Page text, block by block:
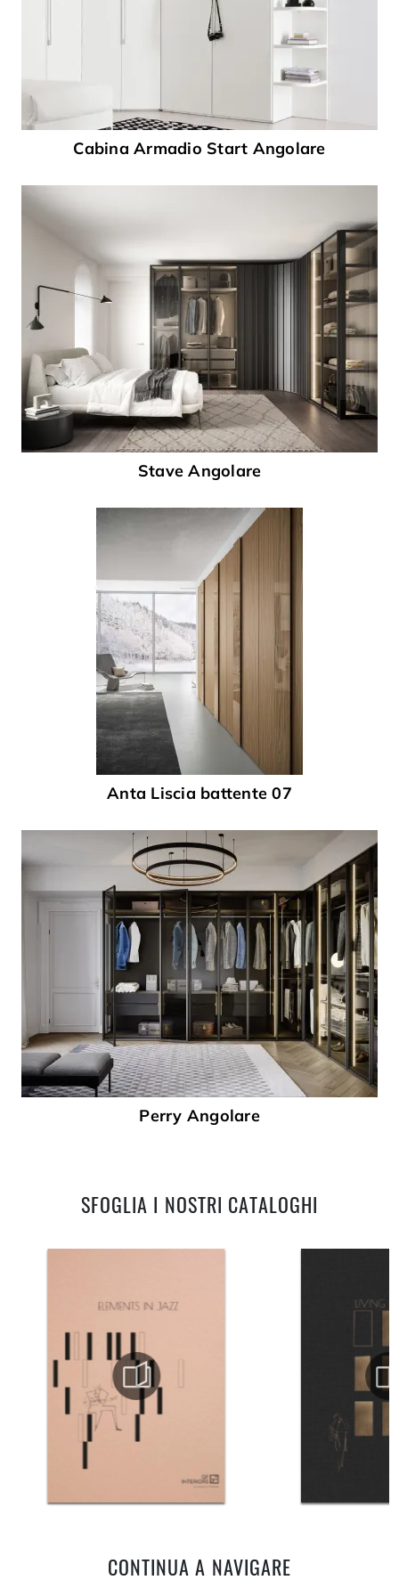
Cabina Armadio Start Angolare
Stave Angolare
Anta Liscia battente 07
Perry Angolare
SFOGLIA I NOSTRI CATALOGHI
CONTINUA A NAVIGARE